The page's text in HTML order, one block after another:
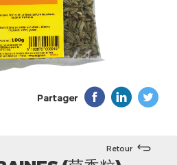
Partager
Retour